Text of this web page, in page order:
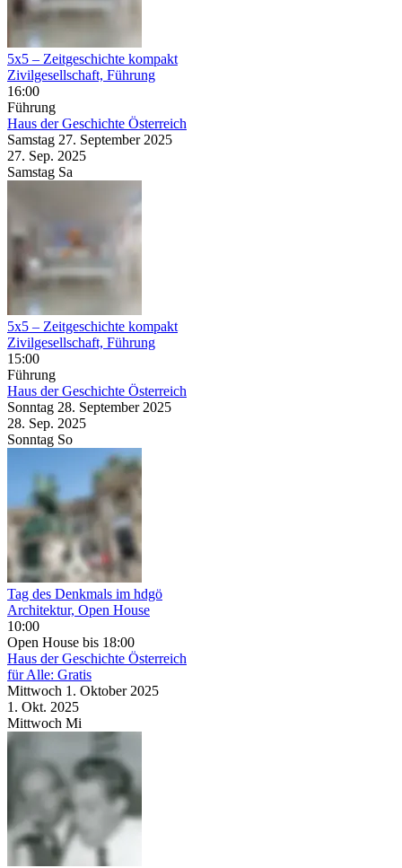
5x5 – Zeitgeschichte kompakt
Zivilgesellschaft, Führung
16:00
Führung
Haus der Geschichte Österreich
Samstag 27. September 2025
27. Sep. 2025
Samstag Sa
5x5 – Zeitgeschichte kompakt
Zivilgesellschaft, Führung
15:00
Führung
Haus der Geschichte Österreich
Sonntag 28. September 2025
28. Sep. 2025
Sonntag So
Tag des Denkmals im hdgö
Architektur, Open House
10:00
Open House bis 18:00
Haus der Geschichte Österreich
für Alle: Gratis
Mittwoch 1. Oktober 2025
1. Okt. 2025
Mittwoch Mi